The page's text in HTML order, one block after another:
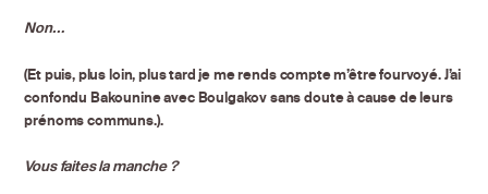
Non…
(Et puis, plus loin, plus tard je me rends compte m’être fourvoyé. J’ai
confondu Bakounine avec Boulgakov sans doute à cause de leurs
prénoms communs.).
Vous faites la manche ?